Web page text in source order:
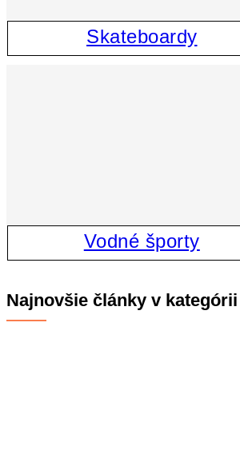
Skateboardy
Vodné športy
Najnovšie články v kategórii